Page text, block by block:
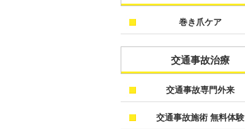
巻き爪ケア
交通事故治療
交通事故専門外来
交通事故施術 無料体験